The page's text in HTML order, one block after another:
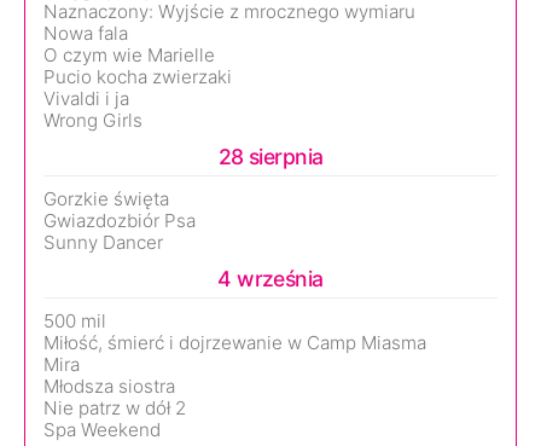
Naznaczony: Wyjście z mrocznego wymiaru
Nowa fala
O czym wie Marielle
Pucio kocha zwierzaki
Vivaldi i ja
Wrong Girls
28 sierpnia
Gorzkie święta
Gwiazdozbiór Psa
Sunny Dancer
4 września
500 mil
Miłość, śmierć i dojrzewanie w Camp Miasma
Mira
Młodsza siostra
Nie patrz w dół 2
Spa Weekend